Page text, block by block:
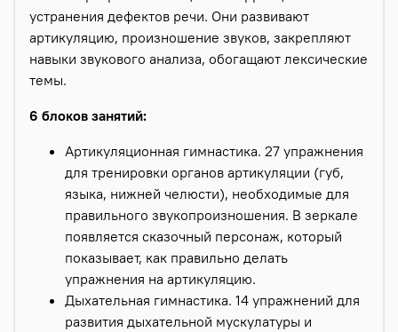
устранения дефектов речи. Они развивают
артикуляцию, произношение звуков, закрепляют
навыки звукового анализа, обогащают лексические
темы.
6 блоков занятий:
Артикуляционная гимнастика. 27 упражнения
для тренировки органов артикуляции (губ,
языка, нижней челюсти), необходимые для
правильного звукопроизношения. В зеркале
появляется сказочный персонаж, который
показывает, как правильно делать
упражнения на артикуляцию.
Дыхательная гимнастика. 14 упражнений для
развития дыхательной мускулатуры и